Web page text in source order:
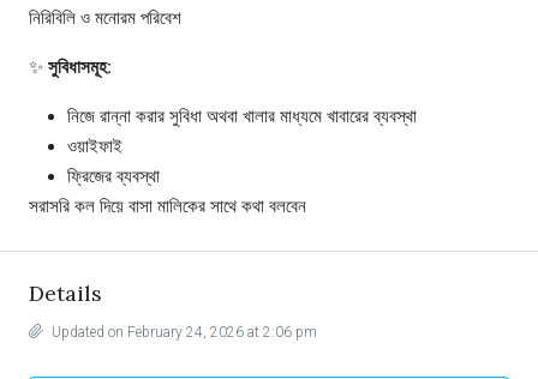
নিরিবিলি ও মনোরম পরিবেশ
✨ সুবিধাসমূহ:
নিজে রান্না করার সুবিধা অথবা খালার মাধ্যমে খাবারের ব্যবস্থা
ওয়াইফাই
ফ্রিজের ব্যবস্থা
সরাসরি কল দিয়ে বাসা মালিকের সাথে কথা বলবেন
Details
Updated on February 24, 2026 at 2:06 pm